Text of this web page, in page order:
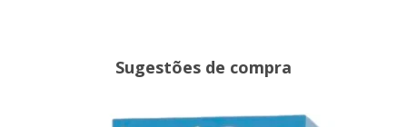
Sugestões de compra